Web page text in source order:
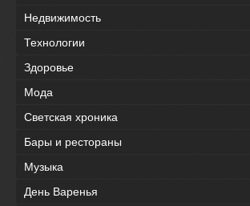
Недвижимость
Технологии
Здоровье
Мода
Светская хроника
Бары и рестораны
Музыка
День Варенья